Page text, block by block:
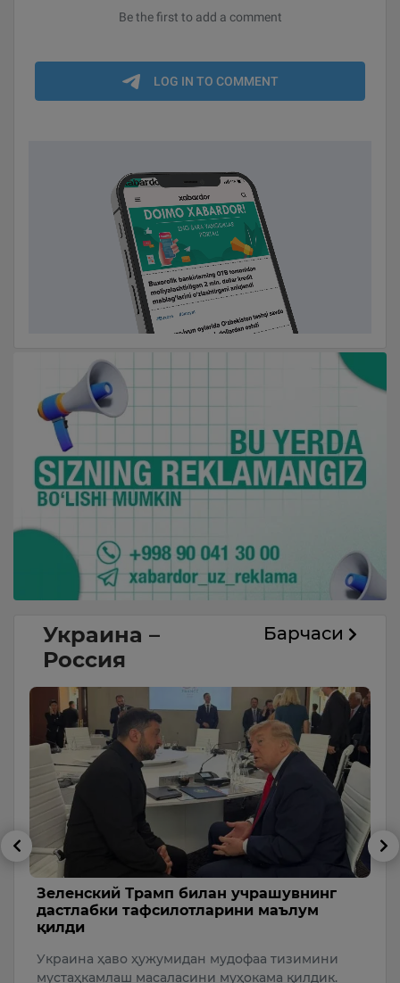
Украина –
Россия
Барчаси
Зеленский Трамп билан учрашувнинг
дастлабки тафсилотларини маълум
қилди
Украина ҳаво ҳужумидан мудофаа тизимини
мустаҳкамлаш масаласини муҳокама қилдик.